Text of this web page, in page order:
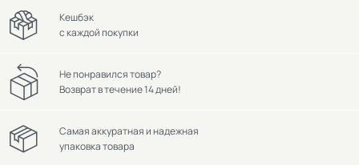
Кешбэк
с каждой покупки
Не понравился товар?
Возврат в течение 14 дней!
Самая аккуратная и надежная
упаковка товара